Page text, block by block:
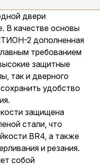
двери
В качестве основы
2 дополненная
требованием
защитные
так и дверного
удобство
защищена
стали, что
BR4, а также
и резания.
собой